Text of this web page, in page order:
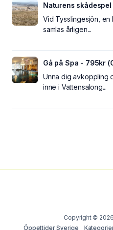
Naturens
Vid Tysslingesjön, en
samlas årligen...
Gå på Spa - 795kr
Unna dig avkoppling
inne i Vattensalong...
Copyright ©
Öppettider Sverige